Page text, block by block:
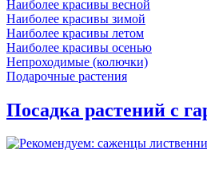
Наиболее красивы весной
Наиболее красивы зимой
Наиболее красивы летом
Наиболее красивы осенью
Непроходимые (колючки)
Подарочные растения
Посадка растений с